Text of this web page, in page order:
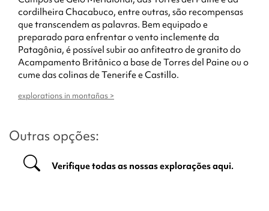
cordilheira Chacabuco, entre outras, são recompensas
que transcendem as palavras. Bem equipado e
preparado para enfrentar o vento inclemente da
Patagônia, é possível subir ao anfiteatro de granito do
Acampamento Britânico a base de Torres del Paine ou o
cume das colinas de Tenerife e Castillo.
explorations in montañas >
Outras opções:
Verifique todas as nossas explorações aqui.